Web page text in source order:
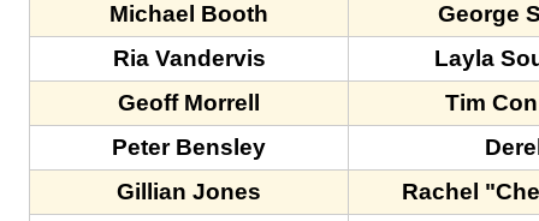
Michael Booth
George
Ria Vandervis
Layla
Geoff Morrell
Tim
Peter Bensley
Gillian Jones
Rachel